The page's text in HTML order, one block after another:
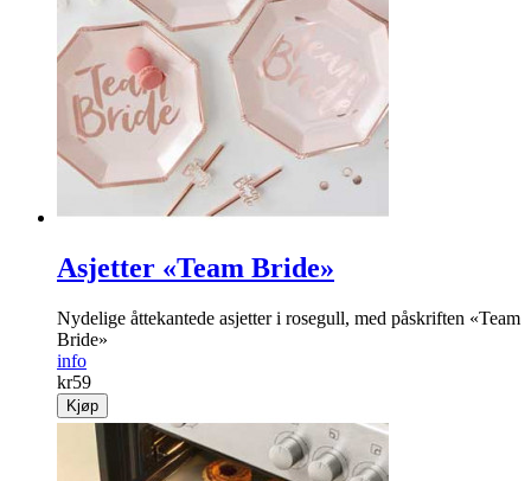
Papirposer chevron
Kule chevron papirposer!
info
49
Kjøp